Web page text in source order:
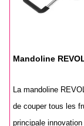
Mandoline
La mandoline
de couper tous les
principale